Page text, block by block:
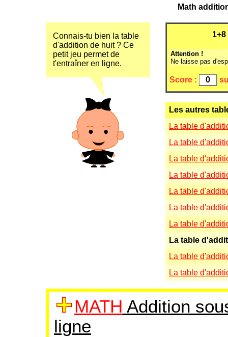
Math
Connais-tu bien la table
d'addition de huit ? Ce
petit jeu permet de
t'entraîner en ligne.
Attention !
Ne laisse pas
Score :
Les autres
La table
La table
La table
La table
La table
La table
La table
La table
La table
La table
MATH Addition
ligne